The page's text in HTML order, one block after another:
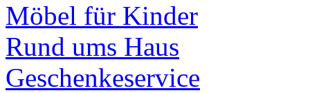
Möbel für Kinder
Rund ums Haus
Geschenkeservice